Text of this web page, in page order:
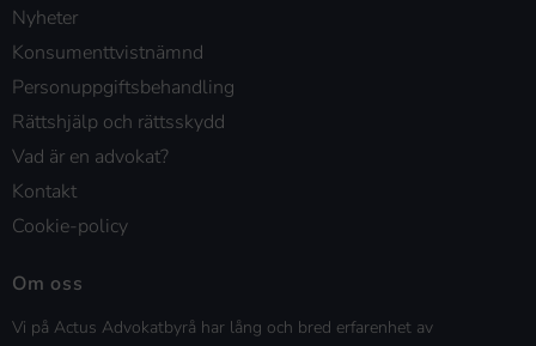
Nyheter
Konsumenttvistnämnd
Personuppgiftsbehandling
Rättshjälp och rättsskydd
Vad är en advokat?
Kontakt
Cookie-policy
Om oss
Vi på Actus Advokatbyrå har lång och bred erfarenhet av